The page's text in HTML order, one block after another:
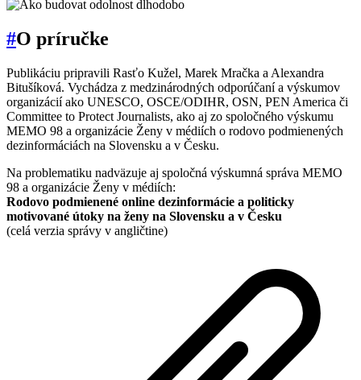
#O príručke
Publikáciu pripravili Rasťo Kužel, Marek Mračka a Alexandra
Bitušíková. Vychádza z medzinárodných odporúčaní a výskumov
organizácií ako UNESCO, OSCE/ODIHR, OSN, PEN America či
Committee to Protect Journalists, ako aj zo spoločného výskumu
MEMO 98 a organizácie Ženy v médiích o rodovo podmienených
dezinformáciách na Slovensku a v Česku.
Na problematiku nadväzuje aj spoločná výskumná správa MEMO
98 a organizácie Ženy v médiích:
Rodovo podmienené online dezinformácie a politicky
motivované útoky na ženy na Slovensku a v Česku
(celá verzia správy v angličtine)